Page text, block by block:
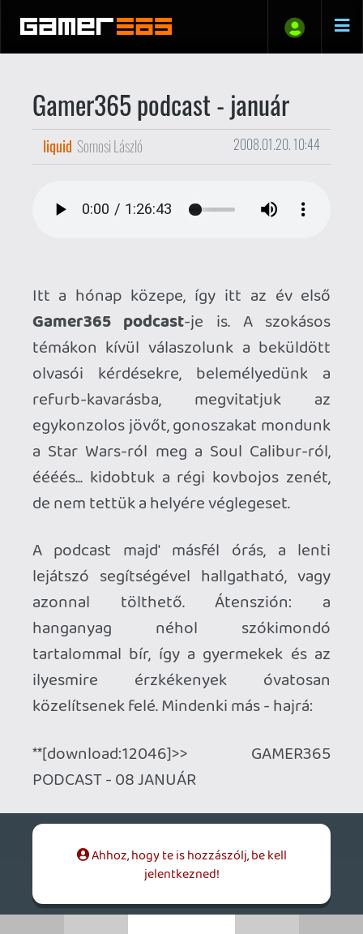
liquid Somosi László 2008.01.20. 10:44
refurb-kavarásba, megvitatjuk az
egykonzolos jövőt, gonoszakat mondunk
a Star Wars-ról meg a Soul Calibur-ról,
éééés... kidobtuk a régi kovbojos zenét,
de nem tettük a helyére véglegeset.
A podcast majd' másfél órás, a lenti
lejátszó segítségével hallgatható, vagy
azonnal tölthető. Átenszión: a
hanganyag néhol szókimondó
tartalommal bír, így a gyermekek és az
ilyesmire érzkékenyek óvatosan
**[download:12046]>> GAMER365
Ahhoz, hogy te is hozzászólj, be kell
jelentkezned!
1 / 2
#0n2ou
A podcasthez csak annyit, hogy most
beszólásnál majdnem felröhögtem...azt
De jó móka, fogom művelni 🙂
Csak azért nincs "egy konzol", mert még